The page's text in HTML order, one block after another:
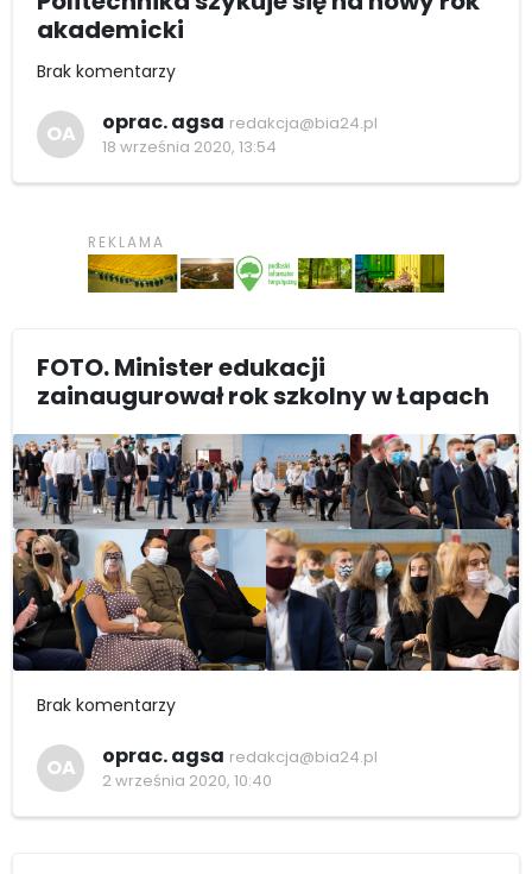
akademicki
Brak komentarzy
OA oprac. agsa redakcja@bia24.pl
18 września 2020, 13:54
FOTO. Minister edukacji
zainaugurował rok szkolny w Łapach
Brak komentarzy
OA oprac. agsa redakcja@bia24.pl
2 września 2020, 10:40